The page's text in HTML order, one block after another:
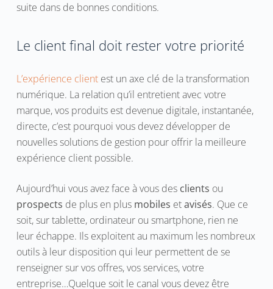
suite dans de bonnes conditions.
Le client final doit rester votre priorité
L’expérience clientest un axe clé de la transformation
numérique. La relation qu’il entretient avec votre
marque, vos produits est devenue digitale, instantanée,
directe, c’est pourquoi vous devez développer de
nouvelles solutions de gestion pour offrir la meilleure
expérience client possible.
Aujourd’hui vous avez face à vous des clients ou
prospects de plus en plus mobiles etavisés. Que ce
soit, sur tablette, ordinateur ou smartphone, rien ne
leur échappe. Ils exploitent au maximum les nombreux
outils à leur disposition qui leur permettent de se
renseigner sur vos offres, vos services, votre
entreprise…Quelque soit le canal vous devez être